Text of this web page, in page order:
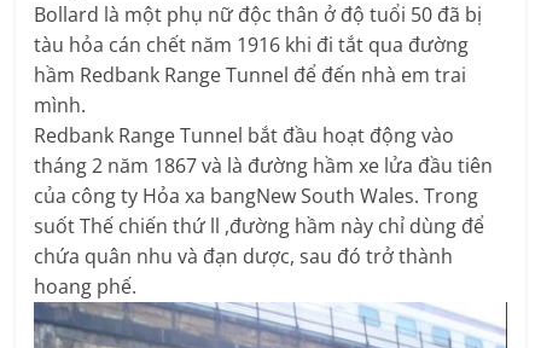
Bollard là một phụ nữ độc thân ở độ tuổi 50 đã bị
tàu hỏa cán chết năm 1916 khi đi tắt qua đường
hầm Redbank Range Tunnel để đến nhà em trai
mình.
Redbank Range Tunnel bắt đầu hoạt động vào
tháng 2 năm 1867 và là đường hầm xe lửa đầu tiên
của công ty Hỏa xa bangNew South Wales. Trong
suốt Thế chiến thứ ll ,đường hầm này chỉ dùng để
chứa quân nhu và đạn dược, sau đó trở thành
hoang phế.